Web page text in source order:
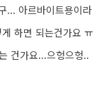
... 아르바이트용이라
하면 되는건가요 ㅠ
건가요...으헝으헝..